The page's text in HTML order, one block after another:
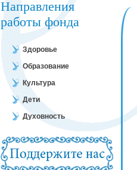
Направления
работы фонда
Здоровье
Образование
Культура
Дети
Духовность